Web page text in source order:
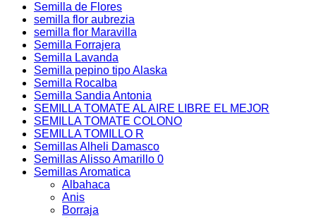
Semilla de Flores
semilla flor aubrezia
semilla flor Maravilla
Semilla Forrajera
Semilla Lavanda
Semilla pepino tipo Alaska
Semilla Rocalba
Semilla Sandia Antonia
SEMILLA TOMATE AL AIRE LIBRE EL MEJOR
SEMILLA TOMATE COLONO
SEMILLA TOMILLO R
Semillas Alheli Damasco
Semillas Alisso Amarillo 0
Semillas Aromatica
Albahaca
Anis
Borraja